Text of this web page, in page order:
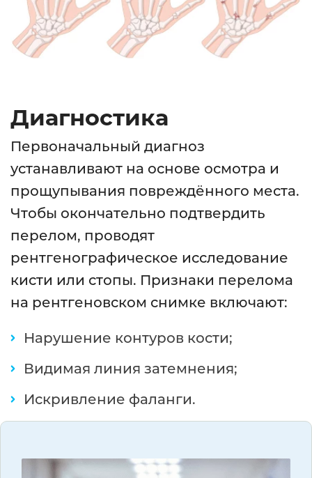
Диагностика
Первоначальный диагноз
устанавливают на основе осмотра и
прощупывания повреждённого места.
Чтобы окончательно подтвердить
перелом, проводят
рентгенографическое исследование
кисти или стопы. Признаки перелома
на рентгеновском снимке включают:
Нарушение контуров кости;
Видимая линия затемнения;
Искривление фаланги.